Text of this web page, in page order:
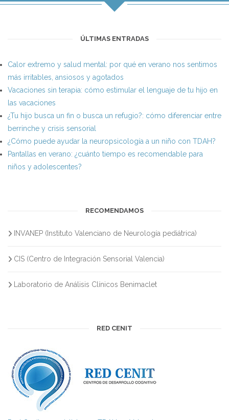
ÚLTIMAS ENTRADAS
Calor extremo y salud mental: por qué en verano nos sentimos
más irritables, ansiosos y agotados
Vacaciones sin terapia: cómo estimular el lenguaje de tu hijo en
las vacaciones
¿Tu hijo busca un fin o busca un refugio?: cómo diferenciar entre
berrinche y crisis sensorial
¿Cómo puede ayudar la neuropsicología a un niño con TDAH?
Pantallas en verano: ¿cuánto tiempo es recomendable para
niños y adolescentes?
RECOMENDAMOS
INVANEP (Instituto Valenciano de Neurología pediátrica)
CIS (Centro de Integración Sensorial Valencia)
Laboratorio de Análisis Clínicos Benimaclet
RED CENIT